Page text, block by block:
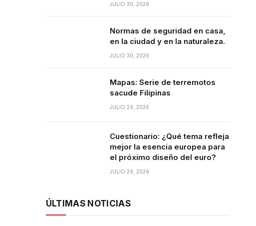
JULIO 30, 2026
Normas de seguridad en casa,
en la ciudad y en la naturaleza.
JULIO 30, 2026
Mapas: Serie de terremotos
sacude Filipinas
JULIO 29, 2026
Cuestionario: ¿Qué tema refleja
mejor la esencia europea para
el próximo diseño del euro?
JULIO 29, 2026
ÚLTIMAS NOTICIAS